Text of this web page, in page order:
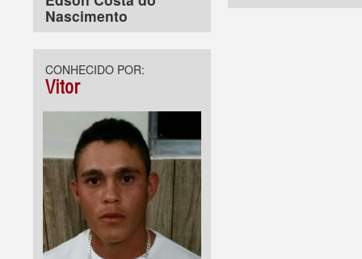
Nascimento
CONHECIDO POR:
Vitor